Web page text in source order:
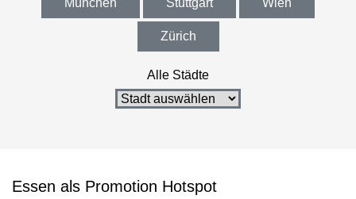
München Stuttgart Wien
Zürich
Alle Städte
Essen als Promotion Hotspot